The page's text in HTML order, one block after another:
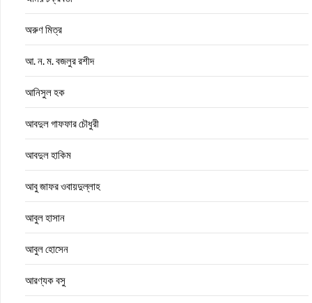
অরুণ মিত্র
আ. ন. ম. বজলুর রশীদ
আনিসুল হক
আবদুল গাফফার চৌধুরী
আবদুল হাকিম
আবু জাফর ওবায়দুল্লাহ
আবুল হাসান
আবুল হোসেন
আরণ্যক বসু